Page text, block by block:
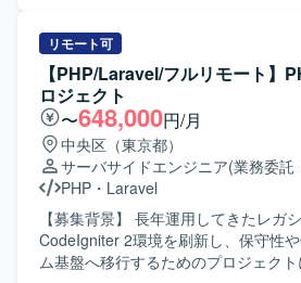
システムの開発に携わることで、グロ
意識した機能改善やパフォーマンス
積むことができます。 バックエンド
で幅広い領域に関わりつつ、仕様策定
寄りの業務にもチャレンジしていただけます
境】 PHP、Laravel、FuelPHP、
React.js、Vue.js、jQuery、MySQL、
Backlog、Slack を用いた環境です。
応、単体・結合テストの実施および品
対応などを行っていただきます。 【求める人物像】 チーム
での開発において円滑なコミュニケー
主体的に動いていただける方を求めて
術やクラウドサービスの習得に前向き
報収集しながらキャッチアップできる
ンとなります。 【ポジションの魅力】 複数の言語やフレー
ムワーク、クラウドサービスを活用し
で、サーバーサイド全般のスキルを幅
けます。 詳細設計からテストまで一
ため、上流から下流までの開発プロ
リモート可
【PHP/Laravel/フルリモート】
ロジェクト
〜648,000円/月
中央区（東京都）
サーバサイドエンジニア(業務委託
PHP ・ Laravel
【募集背景】 長年運用してきたレガ
CodeIgniter 2環境を刷新し、保守性
ム基盤へ移行するためのプロジェクトにな